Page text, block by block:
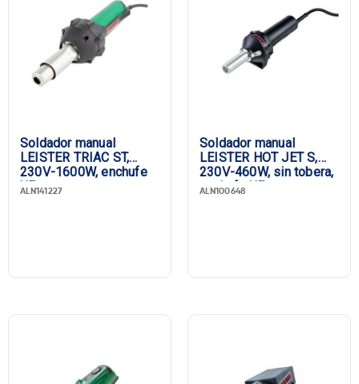
Marca
Soldador manual
LEISTER TRIAC ST,
230V-1600W, enchufe
UE
ALN141227
Soldador manual
LEISTER HOT JET S,
230V-460W, sin tobera,
enchufe UE
ALN100648